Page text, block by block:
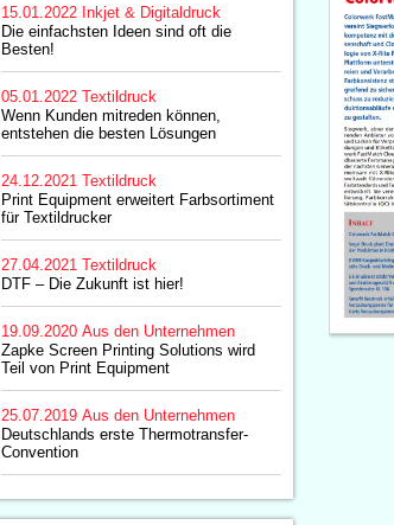
15.01.2022 Inkjet & Digitaldruck
Die einfachsten Ideen sind oft die
Besten!
05.01.2022 Textildruck
Wenn Kunden mitreden können,
entstehen die besten Lösungen
24.12.2021 Textildruck
Print Equipment erweitert Farbsortiment
für Textildrucker
27.04.2021 Textildruck
DTF – Die Zukunft ist hier!
19.09.2020 Aus den Unternehmen
Zapke Screen Printing Solutions wird
Teil von Print Equipment
25.07.2019 Aus den Unternehmen
Deutschlands erste Thermotransfer-
Convention